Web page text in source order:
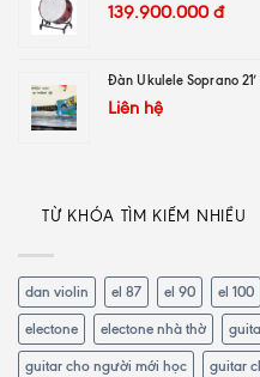
139.900.000đ
Đàn Ukulele Soprano 21′
Liên hệ
TỪ KHÓA TÌM KIẾM NHIỀU
dan violin el 87 el 90 el 100
electone electone nhà thờ
guitar cho người mới học guitar